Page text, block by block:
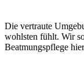
Die vertraute
wohlsten fühlt. Wir
Beatmungspflege